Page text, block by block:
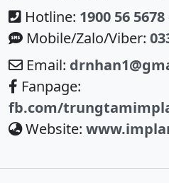
Hotline: 1900 56 5678
Mobile/Zalo/Viber:
Email:
Fanpage:
fb.com/
Website: